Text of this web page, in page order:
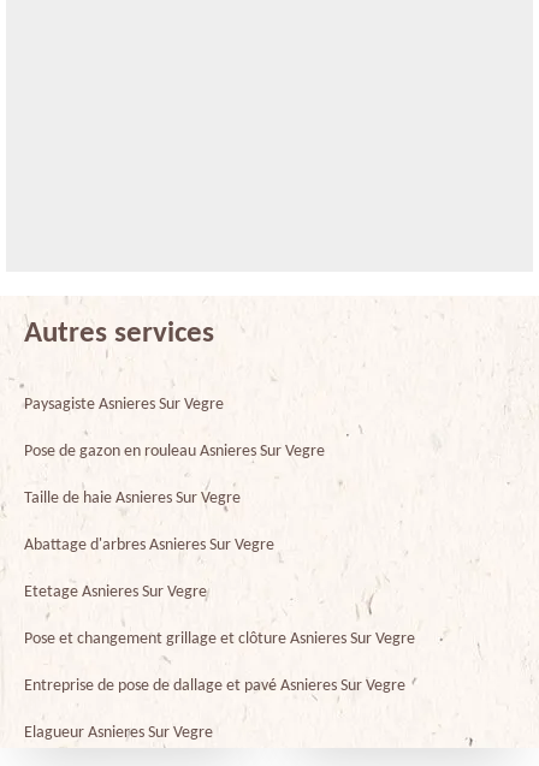
Autres services
Paysagiste Asnieres Sur Vegre
Pose de gazon en rouleau Asnieres Sur Vegre
Taille de haie Asnieres Sur Vegre
Abattage d'arbres Asnieres Sur Vegre
Etetage Asnieres Sur Vegre
Pose et changement grillage et clôture Asnieres Sur Vegre
Entreprise de pose de dallage et pavé Asnieres Sur Vegre
Elagueur Asnieres Sur Vegre